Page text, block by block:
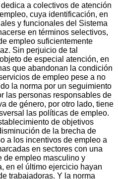
a colectivos de atención
cuya identificación, en
y funcionales del Sistema
en términos selectivos,
empleo suficientemente
Sin perjuicio de tal
de especial atención, en
que abandonan la condición
de empleo pese a no
la norma por un seguimiento
las personas responsables de
de género, por otro lado, tiene
las políticas de empleo.
de objetivos
de la brecha de
a los incentivos de empleo a
en sectores con una
de empleo masculino y
en el último ejercicio hayan
trabajadoras. Y la norma